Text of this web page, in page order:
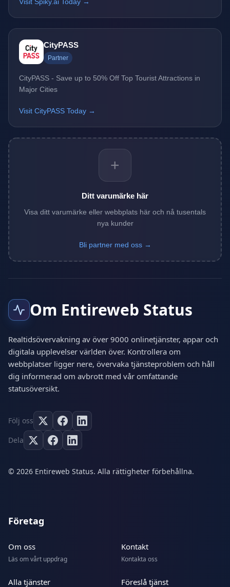
Visit Spiky.ai Today →
CityPASS
Partner
CityPASS - Save up to 50% Off Top Tourist Attractions in
Major Cities
Visit CityPASS Today →
+
Ditt varumärke här
Visa ditt varumärke eller webbplats här och nå tusentals
nya kunder
Bli partner med oss →
Om Entireweb Status
Realtidsövervakning av över 9000 onlinetjänster, appar och
digitala upplevelser världen över. Kontrollera om
webbplatser ligger nere, övervaka tjänsteproblem och håll
dig informerad om avbrott med vår omfattande
statusöversikt.
Följ oss
Dela
© 2026 Entireweb Status. Alla rättigheter förbehållna.
Företag
Om oss
Läs om vårt uppdrag
Kontakt
Kontakta oss
Alla tjänster Föreslå tjänst